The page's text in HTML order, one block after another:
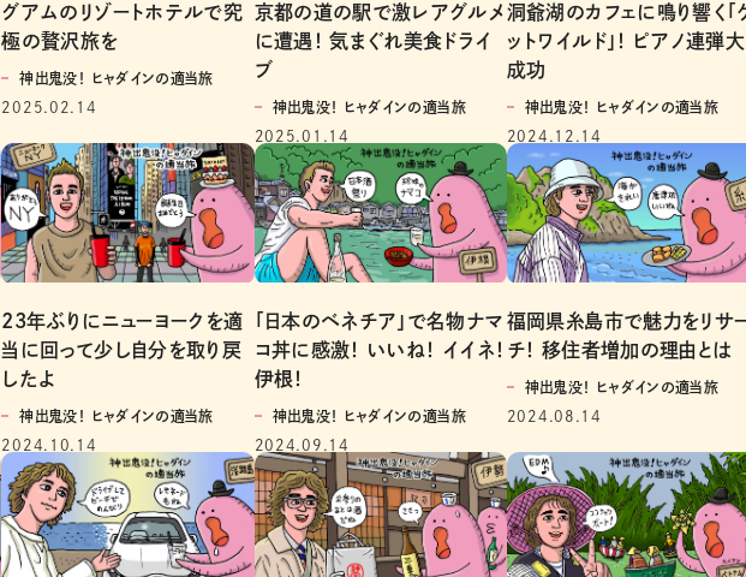
グアムのリゾートホテルで究
極の贅沢旅を
神出鬼没！ ヒャダインの適当旅
2025.02.14
京都の道の駅で激レアグルメ
に遭遇！ 気まぐれ美食ドライ
ブ
神出鬼没！ ヒャダインの適当旅
2025.01.14
洞爺湖のカフェに鳴り響く「
ットワイルド」！ ピアノ連弾大
成功
神出鬼没！ ヒャダインの適当旅
2024.12.14
23年ぶりにニューヨークを適
当に回って少し自分を取り戻
したよ
神出鬼没！ ヒャダインの適当旅
2024.10.14
「日本のベネチア」で名物ナマ
コ丼に感激！ いいね！ イイネ！
伊根！
神出鬼没！ ヒャダインの適当旅
2024.09.14
福岡県糸島市で魅力をリサ
チ！ 移住者増加の理由とは
神出鬼没！ ヒャダインの適当旅
2024.08.14